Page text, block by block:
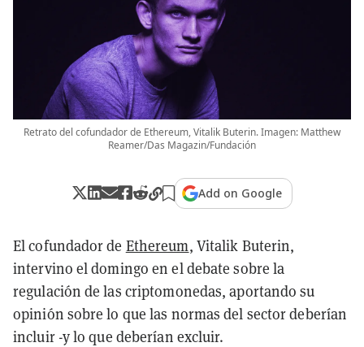
Retrato del cofundador de Ethereum, Vitalik Buterin. Imagen: Matthew
Reamer/Das Magazin/Fundación
Add on Google
El cofundador de Ethereum, Vitalik Buterin,
intervino el domingo en el debate sobre la
regulación de las criptomonedas, aportando su
opinión sobre lo que las normas del sector deberían
incluir -y lo que deberían excluir.